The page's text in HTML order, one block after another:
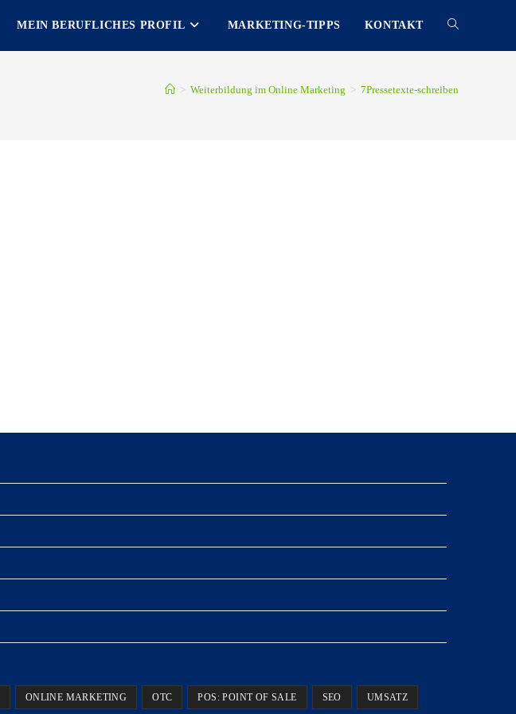
MEIN BERUFLICHES PROFIL MARKETING-TIPPS KONTAKT TOGGLE
> Weiterbildung im Online Marketing > 7Pressetexte-schreiben
ONLINE MARKETING OTC POS: POINT OF SALE SEO UMSATZ